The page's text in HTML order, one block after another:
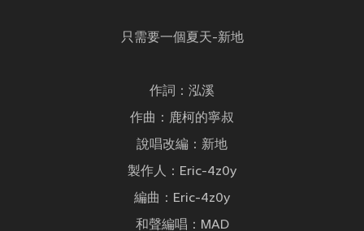
只需要一個夏天-新地
作詞：泓溪
作曲：鹿柯的寧叔
說唱改編：新地
製作人：Eric-4z0y
編曲：Eric-4z0y
和聲編唱：MAD